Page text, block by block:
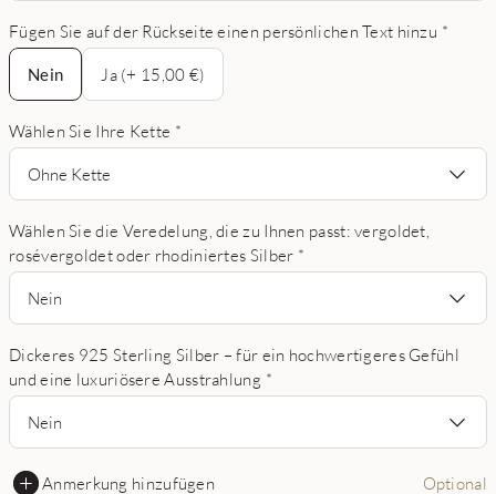
Fügen Sie auf der Rückseite einen persönlichen Text hinzu *
Nein
Nein
Ja (+ 15,00 €)
Wählen Sie Ihre Kette *
Ohne Kette
Wählen Sie die Veredelung, die zu Ihnen passt: vergoldet,
rosévergoldet oder rhodiniertes Silber *
Nein
Dickeres 925 Sterling Silber – für ein hochwertigeres Gefühl
und eine luxuriösere Ausstrahlung *
Nein
Anmerkung hinzufügen Optional